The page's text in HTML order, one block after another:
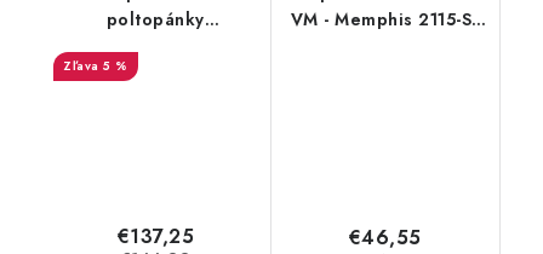
poltopánky
BIRKENSTOCK -
Birkenstock QS 500 NL
5 %
€137,25
VM - Memphis 2115-S1
€46,55